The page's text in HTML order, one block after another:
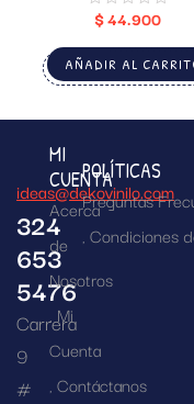
$44.900
AÑADIR AL
ideas@dekovinilo.com
324
653
5476
Carrera
9
#
MI
CUENTA
Acerca
de
Nosotros
Mi
Cuenta
Contáctanos
POLÍTICAS
Preguntas
Condiciones